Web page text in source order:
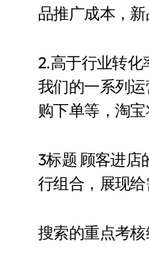
品推广成本，
2.高于行业转化
我们的一系列
购下单等，淘
3标题 顾客进店
行组合，展现给
搜索的重点考